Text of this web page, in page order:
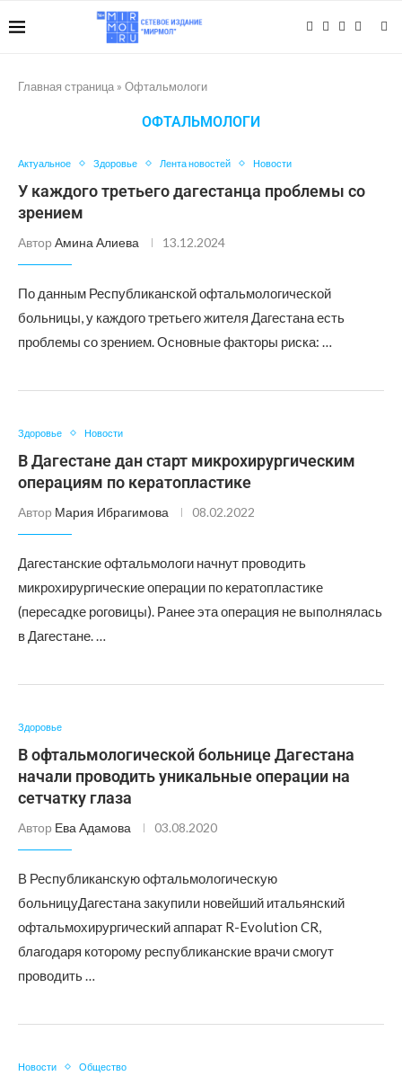
Главная страница » Офтальмологи
ОФТАЛЬМОЛОГИ
Актуальное Здоровье Лента новостей Новости
У каждого третьего дагестанца проблемы со
зрением
Автор Амина Алиева 13.12.2024
По данным Республиканской офтальмологической
больницы, у каждого третьего жителя Дагестана есть
проблемы со зрением. Основные факторы риска: …
Здоровье Новости
В Дагестане дан старт микрохирургическим
операциям по кератопластике
Автор Мария Ибрагимова 08.02.2022
Дагестанские офтальмологи начнут проводить
микрохирургические операции по кератопластике
(пересадке роговицы). Ранее эта операция не выполнялась
в Дагестане. …
Здоровье
В офтальмологической больнице Дагестана
начали проводить уникальные операции на
сетчатку глаза
Автор Ева Адамова 03.08.2020
В Республиканскую офтальмологическую
больницуДагестана закупили новейший итальянский
офтальмохирургический аппарат R-Evolution CR,
благодаря которому республиканские врачи смогут
проводить …
Новости Общество